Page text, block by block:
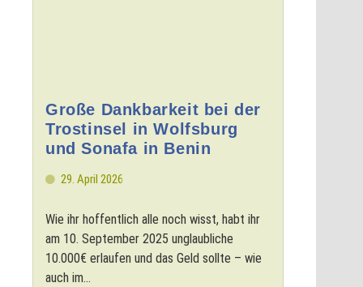
Große Dankbarkeit bei der
Trostinsel in Wolfsburg
und Sonafa in Benin
29. April 2026
Wie ihr hoffentlich alle noch wisst, habt ihr
am 10. September 2025 unglaubliche
10.000€ erlaufen und das Geld sollte – wie
auch im...